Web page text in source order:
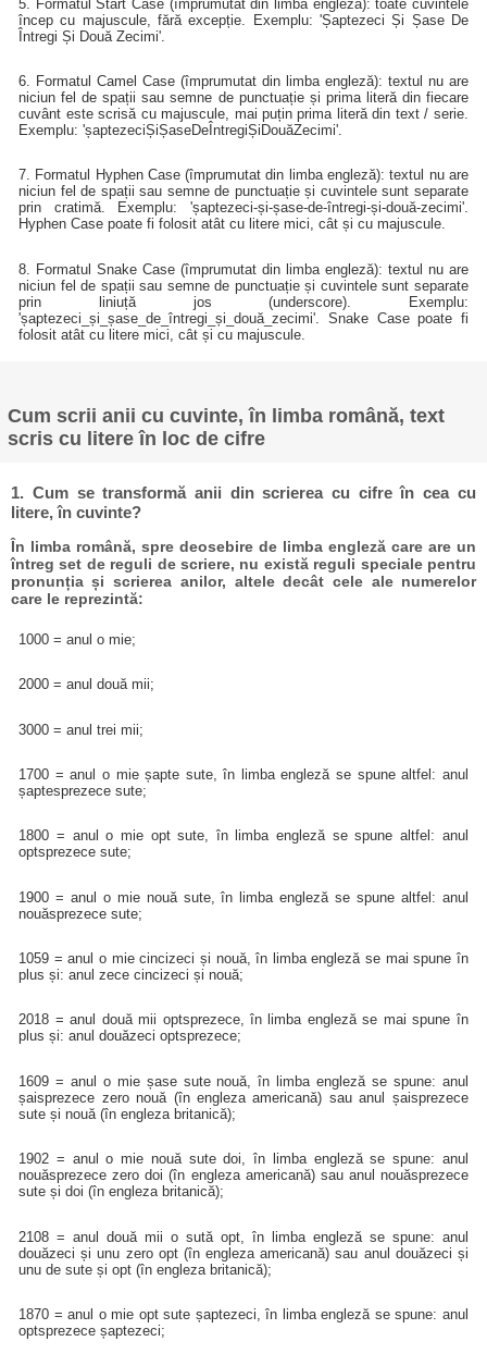
5. Formatul Start Case (împrumutat din limba engleză): toate cuvintele
încep cu majuscule, fără excepție. Exemplu: 'Șaptezeci Și Șase De
Întregi Și Două Zecimi'.
6. Formatul Camel Case (împrumutat din limba engleză): textul nu are
niciun fel de spații sau semne de punctuație și prima literă din fiecare
cuvânt este scrisă cu majuscule, mai puțin prima literă din text / serie.
Exemplu: 'șaptezeciȘiȘaseDeÎntregiȘiDouăZecimi'.
7. Formatul Hyphen Case (împrumutat din limba engleză): textul nu are
niciun fel de spații sau semne de punctuație și cuvintele sunt separate
prin cratimă. Exemplu: 'șaptezeci-și-șase-de-întregi-și-două-zecimi'.
Hyphen Case poate fi folosit atât cu litere mici, cât și cu majuscule.
8. Formatul Snake Case (împrumutat din limba engleză): textul nu are
niciun fel de spații sau semne de punctuație și cuvintele sunt separate
prin liniuță jos (underscore). Exemplu:
'șaptezeci_și_șase_de_întregi_și_două_zecimi'. Snake Case poate fi
folosit atât cu litere mici, cât și cu majuscule.
Cum scrii anii cu cuvinte, în limba română, text
scris cu litere în loc de cifre
1. Cum se transformă anii din scrierea cu cifre în cea cu
litere, în cuvinte?
În limba română, spre deosebire de limba engleză care are un
întreg set de reguli de scriere, nu există reguli speciale pentru
pronunția și scrierea anilor, altele decât cele ale numerelor
care le reprezintă:
1000 = anul o mie;
2000 = anul două mii;
3000 = anul trei mii;
1700 = anul o mie șapte sute, în limba engleză se spune altfel: anul
șaptesprezece sute;
1800 = anul o mie opt sute, în limba engleză se spune altfel: anul
optsprezece sute;
1900 = anul o mie nouă sute, în limba engleză se spune altfel: anul
nouăsprezece sute;
1059 = anul o mie cincizeci și nouă, în limba engleză se mai spune în
plus și: anul zece cincizeci și nouă;
2018 = anul două mii optsprezece, în limba engleză se mai spune în
plus și: anul douăzeci optsprezece;
1609 = anul o mie șase sute nouă, în limba engleză se spune: anul
șaisprezece zero nouă (în engleza americană) sau anul șaisprezece
sute și nouă (în engleza britanică);
1902 = anul o mie nouă sute doi, în limba engleză se spune: anul
nouăsprezece zero doi (în engleza americană) sau anul nouăsprezece
sute și doi (în engleza britanică);
2108 = anul două mii o sută opt, în limba engleză se spune: anul
douăzeci și unu zero opt (în engleza americană) sau anul douăzeci și
unu de sute și opt (în engleza britanică);
1870 = anul o mie opt sute șaptezeci, în limba engleză se spune: anul
optsprezece șaptezeci;